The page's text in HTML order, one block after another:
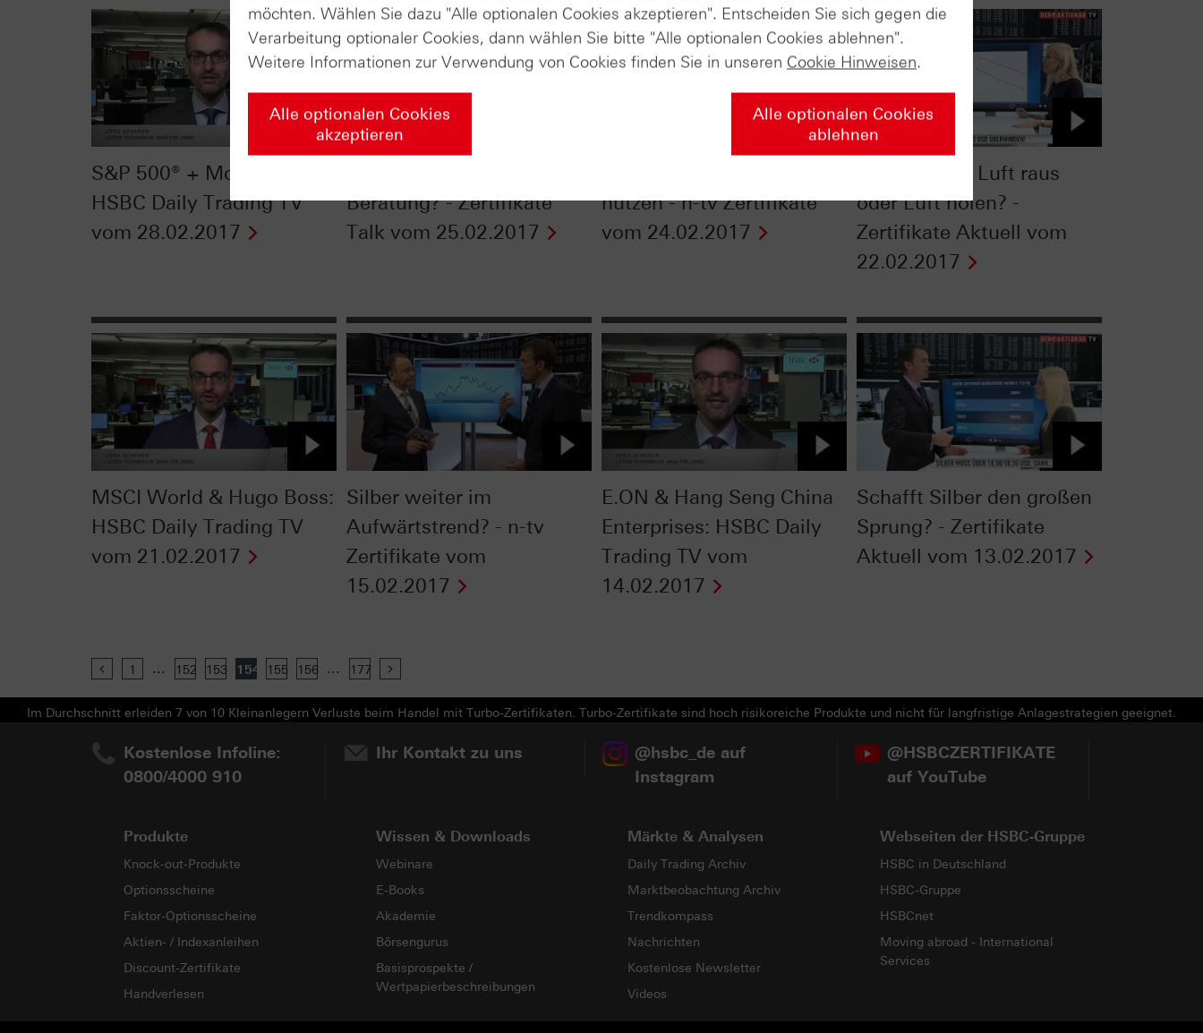
S&P 500® + MorphoSys:
HSBC Daily Trading TV
vom 28.02.2017
Beratung? - Zertifikate
Talk vom 25.02.2017
nutzen - n-tv Zertifikate
vom 24.02.2017
Gold aktuell: Luft raus
oder Luft holen? -
Zertifikate Aktuell vom
22.02.2017
MSCI World & Hugo Boss:
HSBC Daily Trading TV
vom 21.02.2017
Silber weiter im
Aufwärtstrend? - n-tv
Zertifikate vom
15.02.2017
E.ON & Hang Seng China
Enterprises: HSBC Daily
Trading TV vom
14.02.2017
Schafft Silber den großen
Sprung? - Zertifikate
Aktuell vom 13.02.2017
Previous
1 ... 152 153 154 155 156 ... 177
Im Durchschnitt erleiden 7 von 10 Kleinanlegern Verluste beim Handel mit Turbo-Zertifikaten. Turbo-Zertifikate sind hoch risikoreiche Produkte und nicht für langfristige Anlagestrategien geeignet.
Kostenlose Infoline:
0800/4000 910
Ihr Kontakt zu uns
@hsbc_de auf
Instagram
@HSBCZERTIFIKATE
auf YouTube
Produkte
Knock-out-Produkte
Optionsscheine
Faktor-Optionsscheine
Aktien- / Indexanleihen
Discount-Zertifikate
Handverlesen
Wissen & Downloads
Webinare
E-Books
Akademie
Börsengurus
Basisprospekte /
Wertpapierbeschreibungen
Märkte & Analysen
Daily Trading Archiv
Marktbeobachtung Archiv
Trendkompass
Nachrichten
Kostenlose Newsletter
Videos
Webseiten der HSBC-Gruppe
HSBC in Deutschland
HSBC-Gruppe
HSBCnet
Moving abroad - International
Services
möchten. Wählen Sie dazu "Alle optionalen Cookies akzeptieren". Entscheiden Sie sich gegen die
Verarbeitung optionaler Cookies, dann wählen Sie bitte "Alle optionalen Cookies ablehnen".
Weitere Informationen zur Verwendung von Cookies finden Sie in unseren Cookie Hinweisen.
Alle optionalen Cookies
akzeptieren
Alle optionalen Cookies
ablehnen